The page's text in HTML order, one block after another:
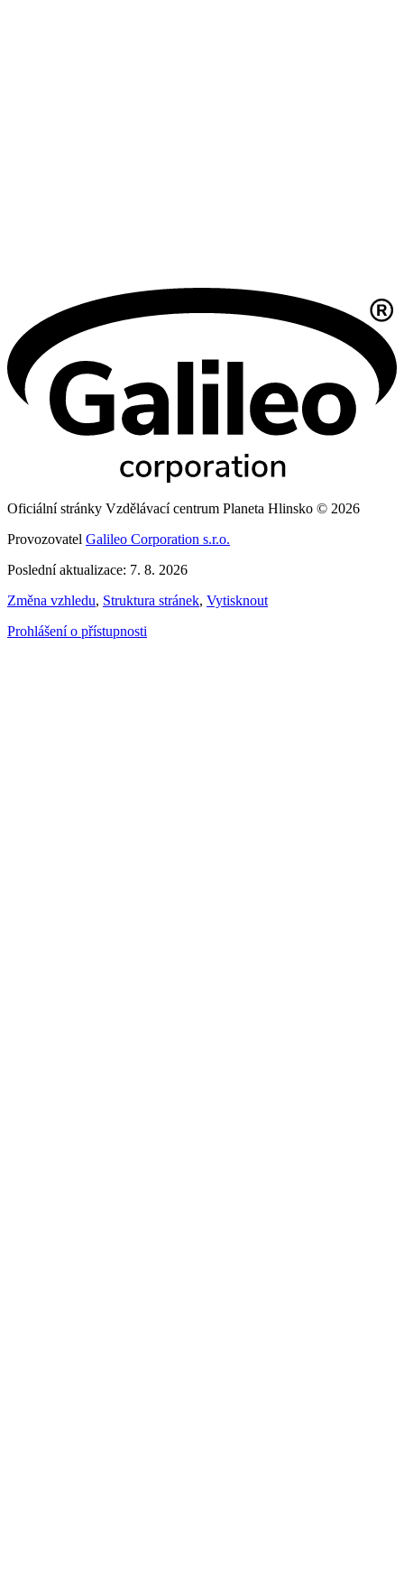
Oficiální stránky Vzdělávací centrum Planeta Hlinsko © 2026
Provozovatel Galileo Corporation s.r.o.
Poslední aktualizace: 7. 8. 2026
Změna vzhledu, Struktura stránek, Vytisknout
Prohlášení o přístupnosti